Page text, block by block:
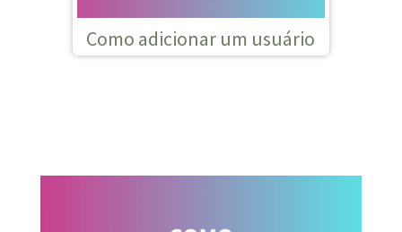
Como adicionar um usuário